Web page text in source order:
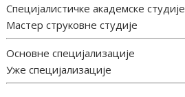
Специјалистичке академске студије
Мастер струковне студије
Основне специјализације
Уже специјализације